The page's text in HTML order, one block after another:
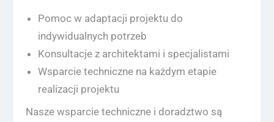
Pomoc w adaptacji projektu do
indywidualnych potrzeb
Konsultacje z architektami i specjalistami
Wsparcie techniczne na każdym etapie
realizacji projektu
Nasze wsparcie techniczne i doradztwo są